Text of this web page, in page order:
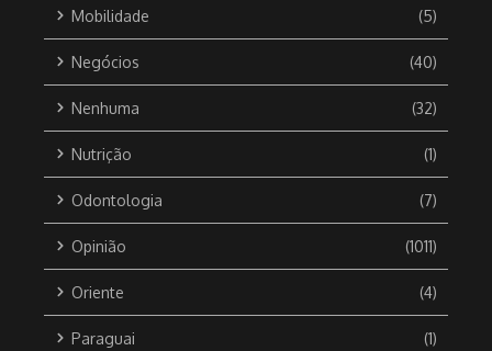
Mobilidade (5)
Negócios (40)
Nenhuma (32)
Nutrição (1)
Odontologia (7)
Opinião (1011)
Oriente (4)
Paraguai (1)